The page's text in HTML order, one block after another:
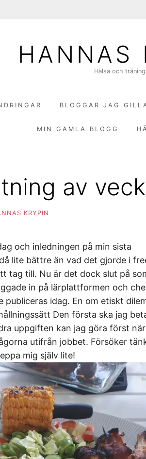
HANNAS
Hälsa och
BLOGGAR JAG
MIN GAMLA BLOGG
av
KRYPIN
och inledningen på min sista
lite bättre än vad det gjorde i
tag till. Nu är det dock slut på
in på lärplattformen och
publiceras idag. En om etiskt
Den första ska jag
uppgiften kan jag göra först
utifrån jobbet. Försöker
mig själv lite!